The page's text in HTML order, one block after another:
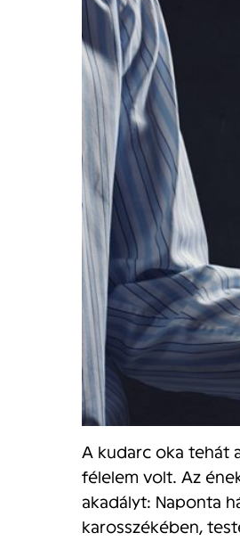
A kudarc oka tehát
félelem volt. Az
akadályt: Naponta
karosszékében,